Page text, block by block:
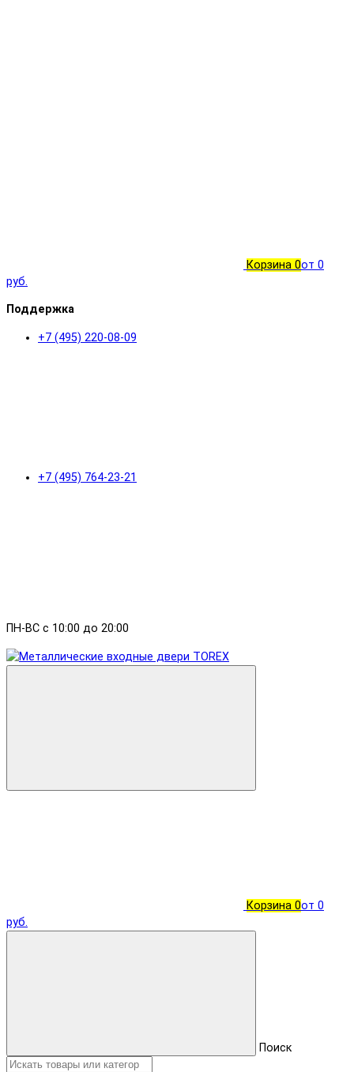
Корзина 0от 0
руб.
Поддержка
+7 (495) 220-08-09
+7 (495) 764-23-21
ПН-ВС с 10:00 до 20:00
Корзина 0от 0
руб.
Поиск